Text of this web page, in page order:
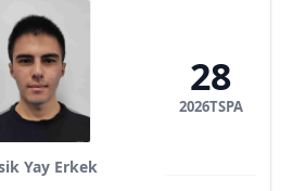
Yay Erkek
28
2026TSPA